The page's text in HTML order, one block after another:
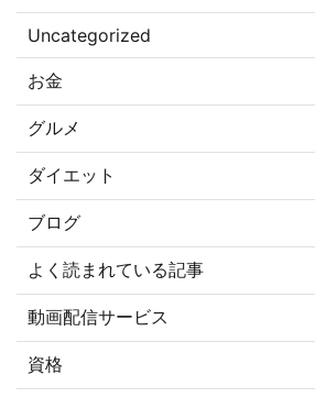
Uncategorized
お金
グルメ
ダイエット
ブログ
よく読まれている記事
動画配信サービス
資格